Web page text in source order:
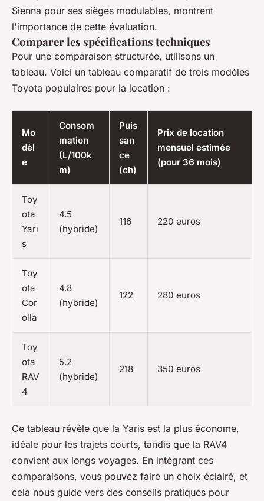
Sienna pour ses sièges modulables, montrent
l'importance de cette évaluation.
Comparer les spécifications techniques
Pour une comparaison structurée, utilisons un
tableau. Voici un tableau comparatif de trois modèles
Toyota populaires pour la location :
Mo
dèl
e
Consom
mation
(L/100k
m)
Puis
san
ce
(ch)
Prix de location
mensuel estimée
(pour 36 mois)
Toy
ota
Yari
s
4.5
(hybride)
116 220 euros
Toy
ota
Cor
olla
4.8
(hybride)
122 280 euros
Toy
ota
RAV
4
5.2
(hybride)
218 350 euros
Ce tableau révèle que la Yaris est la plus économe,
idéale pour les trajets courts, tandis que la RAV4
convient aux longs voyages. En intégrant ces
comparaisons, vous pouvez faire un choix éclairé, et
cela nous guide vers des conseils pratiques pour